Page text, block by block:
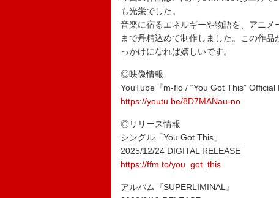
も光栄でした。
音楽に宿るエネルギーや物語を、アニ
まで丹精込めて制作しました。この作
っかけになれば嬉しいです。
◎映像情報
YouTube『m-flo / “You Got This” Official
https://youtu.be/8D7MANau-no
◎リリース情報
シングル「You Got This」
2025/12/24 DIGITAL RELEASE
https://ffm.to/you_got_this
アルバム『SUPERLIMINAL』